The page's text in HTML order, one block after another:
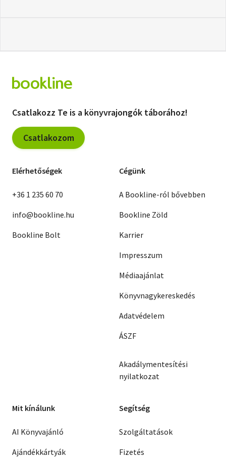
Csatlakozz Te is a könyvrajongók táborához!
Csatlakozom
Elérhetőségek
+36 1 235 60 70
info@bookline.hu
Bookline Bolt
Cégünk
A Bookline-ról bővebben
Bookline Zöld
Karrier
Impresszum
Médiaajánlat
Könyvnagykereskedés
Adatvédelem
ÁSZF
Akadálymentesítési
nyilatkozat
Mit kínálunk
AI Könyvajánló
Ajándékkártyák
Segítség
Szolgáltatások
Fizetés